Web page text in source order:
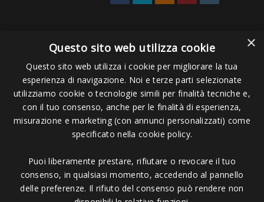
Pagamenti Accettati
Copyright © 2006 - 2023 - Icarus Project sas
Massa MS - Tel 0585026137 - P.IVA 01151030457 - REA MS 117168
×
Questo sito web utilizza cookie
Questo sito web utilizza i cookie per migliorare la tua
esperienza di navigazione. Noi e terze parti selezionate
utilizziamo cookie o tecnologie simili per finalità tecniche e,
con il tuo consenso, anche per le finalità di esperienza,
misurazione e marketing (con annunci personalizzati) come
specificato nella cookie policy.
Puoi liberamente prestare, rifiutare o revocare il tuo
consenso, in qualsiasi momento, accedendo al pannello
delle preferenze. Il rifiuto del consenso può rendere non